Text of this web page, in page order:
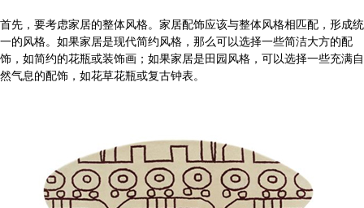
首先，要考虑家居的整体风格。家居配饰应该与整体风格相匹配，形成统
一的风格。如果家居是现代简约风格，那么可以选择一些简洁大方的配
饰，如简约的花瓶或装饰画；如果家居是田园风格，可以选择一些充满自
然气息的配饰，如花草花瓶或复古钟表。